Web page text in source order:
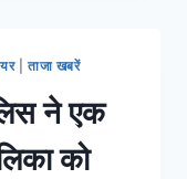
|ताजा खबरें
ने एक
को